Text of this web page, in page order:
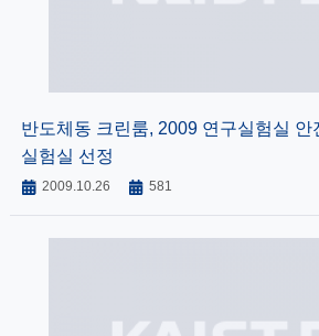
반도체동 크린룸, 2009 연구실험실 안
실험실 선정
2009.10.26 581